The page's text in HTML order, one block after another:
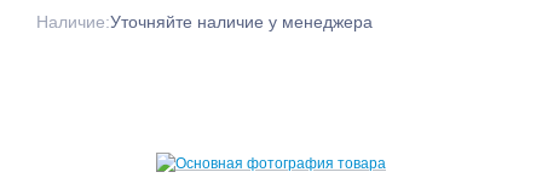
Наличие:Уточняйте наличие у менеджера